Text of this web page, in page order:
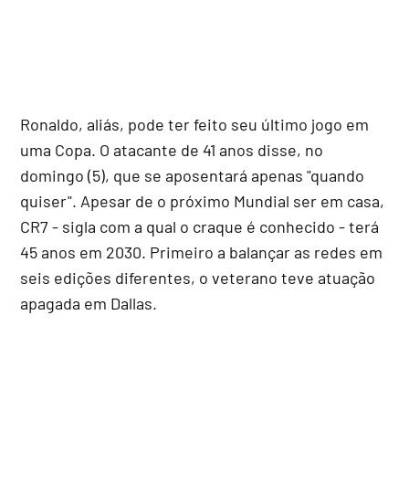
Ronaldo, aliás, pode ter feito seu último jogo em
uma Copa. O atacante de 41 anos disse, no
domingo (5), que se aposentará apenas "quando
quiser". Apesar de o próximo Mundial ser em casa,
CR7 - sigla com a qual o craque é conhecido - terá
45 anos em 2030. Primeiro a balançar as redes em
seis edições diferentes, o veterano teve atuação
apagada em Dallas.